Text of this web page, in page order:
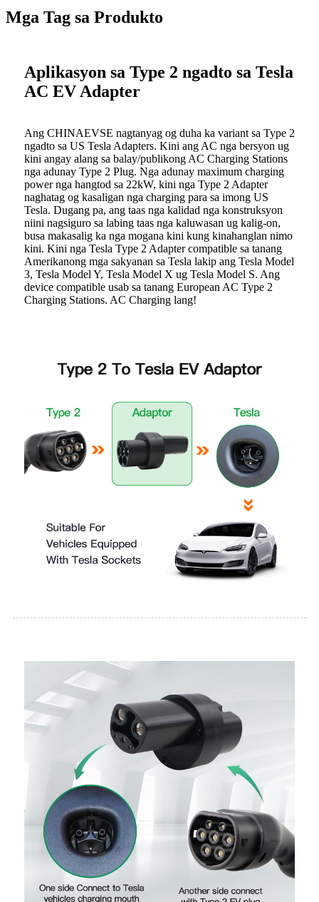
Mga Tag sa Produkto
Aplikasyon sa Type 2 ngadto sa Tesla
AC EV Adapter
Ang CHINAEVSE nagtanyag og duha ka variant sa Type 2
ngadto sa US Tesla Adapters. Kini ang AC nga bersyon ug
kini angay alang sa balay/publikong AC Charging Stations
nga adunay Type 2 Plug. Nga adunay maximum charging
power nga hangtod sa 22kW, kini nga Type 2 Adapter
naghatag og kasaligan nga charging para sa imong US
Tesla. Dugang pa, ang taas nga kalidad nga konstruksyon
niini nagsiguro sa labing taas nga kaluwasan ug kalig-on,
busa makasalig ka nga mogana kini kung kinahanglan nimo
kini. Kini nga Tesla Type 2 Adapter compatible sa tanang
Amerikanong mga sakyanan sa Tesla lakip ang Tesla Model
3, Tesla Model Y, Tesla Model X ug Tesla Model S. Ang
device compatible usab sa tanang European AC Type 2
Charging Stations. AC Charging lang!